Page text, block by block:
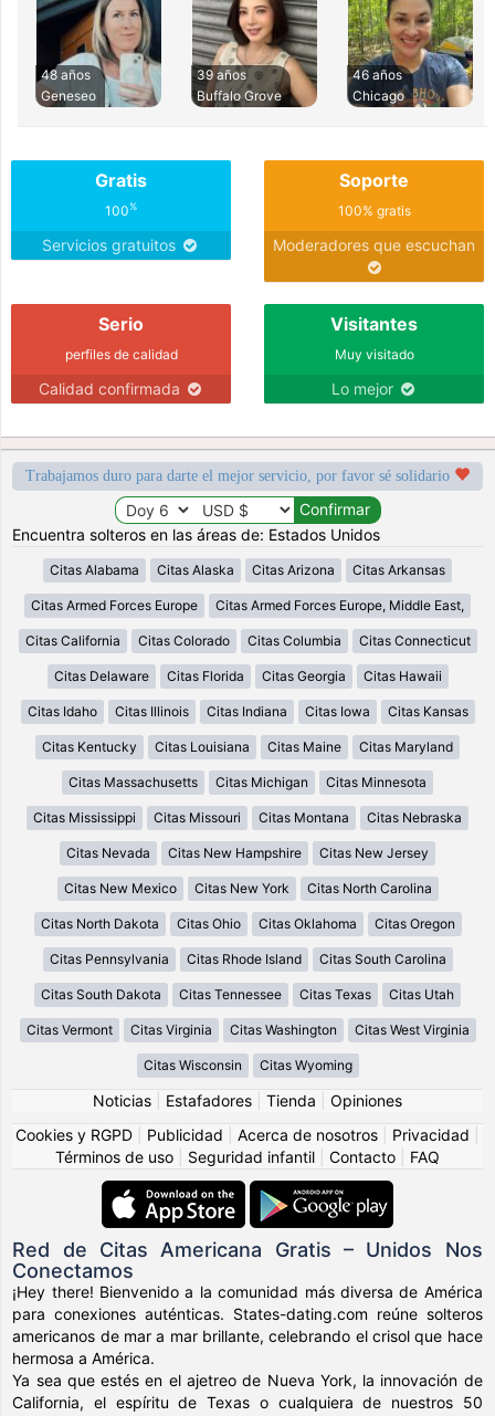
48 años
Geneseo
39 años
Buffalo Grove
46 años
Chicago
Gratis
100%
Servicios gratuitos
Soporte
100% gratis
Moderadores que escuchan
Serio
perfiles de calidad
Calidad confirmada
Visitantes
Muy visitado
Lo mejor
Trabajamos duro para darte el mejor servicio, por favor sé solidario
Encuentra solteros en las áreas de: Estados Unidos
Citas Alabama Citas Alaska Citas Arizona Citas Arkansas
Citas Armed Forces Europe Citas Armed Forces Europe, Middle East,
Citas California Citas Colorado Citas Columbia Citas Connecticut
Citas Delaware Citas Florida Citas Georgia Citas Hawaii
Citas Idaho Citas Illinois Citas Indiana Citas Iowa Citas Kansas
Citas Kentucky Citas Louisiana Citas Maine Citas Maryland
Citas Massachusetts Citas Michigan Citas Minnesota
Citas Mississippi Citas Missouri Citas Montana Citas Nebraska
Citas Nevada Citas New Hampshire Citas New Jersey
Citas New Mexico Citas New York Citas North Carolina
Citas North Dakota Citas Ohio Citas Oklahoma Citas Oregon
Citas Pennsylvania Citas Rhode Island Citas South Carolina
Citas South Dakota Citas Tennessee Citas Texas Citas Utah
Citas Vermont Citas Virginia Citas Washington Citas West Virginia
Citas Wisconsin Citas Wyoming
Noticias Estafadores Tienda
Opiniones
Cookies y RGPD
Publicidad Acerca de nosotros Privacidad
Términos de uso
Seguridad infantil Contacto FAQ
Red de Citas Americana Gratis – Unidos Nos
Conectamos
¡Hey there! Bienvenido a la comunidad más diversa de América
para conexiones auténticas. States-dating.com reúne solteros
americanos de mar a mar brillante, celebrando el crisol que hace
hermosa a América.
Ya sea que estés en el ajetreo de Nueva York, la innovación de
California, el espíritu de Texas o cualquiera de nuestros 50